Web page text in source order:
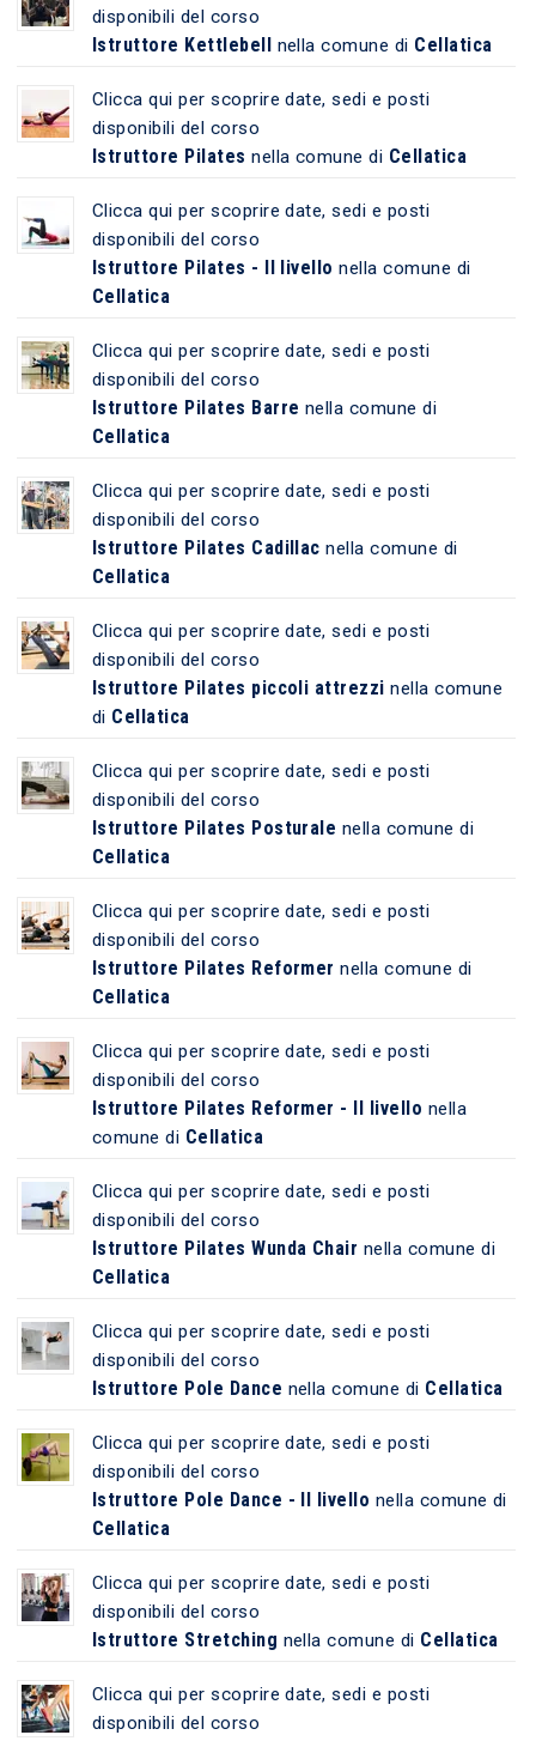
disponibili del corso
Istruttore Kettlebell nella comune di Cellatica
Clicca qui per scoprire date, sedi e posti
disponibili del corso
Istruttore Pilates nella comune di Cellatica
Clicca qui per scoprire date, sedi e posti
disponibili del corso
Istruttore Pilates - II livello nella comune di
Cellatica
Clicca qui per scoprire date, sedi e posti
disponibili del corso
Istruttore Pilates Barre nella comune di
Cellatica
Clicca qui per scoprire date, sedi e posti
disponibili del corso
Istruttore Pilates Cadillac nella comune di
Cellatica
Clicca qui per scoprire date, sedi e posti
disponibili del corso
Istruttore Pilates piccoli attrezzi nella comune
di Cellatica
Clicca qui per scoprire date, sedi e posti
disponibili del corso
Istruttore Pilates Posturale nella comune di
Cellatica
Clicca qui per scoprire date, sedi e posti
disponibili del corso
Istruttore Pilates Reformer nella comune di
Cellatica
Clicca qui per scoprire date, sedi e posti
disponibili del corso
Istruttore Pilates Reformer - II livello nella
comune di Cellatica
Clicca qui per scoprire date, sedi e posti
disponibili del corso
Istruttore Pilates Wunda Chair nella comune di
Cellatica
Clicca qui per scoprire date, sedi e posti
disponibili del corso
Istruttore Pole Dance nella comune di Cellatica
Clicca qui per scoprire date, sedi e posti
disponibili del corso
Istruttore Pole Dance - II livello nella comune di
Cellatica
Clicca qui per scoprire date, sedi e posti
disponibili del corso
Istruttore Stretching nella comune di Cellatica
Clicca qui per scoprire date, sedi e posti
disponibili del corso